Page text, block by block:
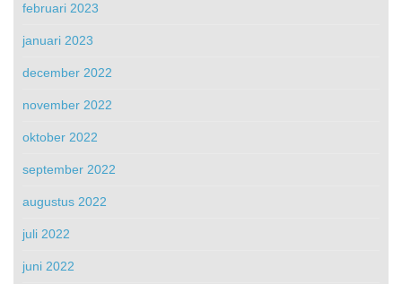
februari 2023
januari 2023
december 2022
november 2022
oktober 2022
september 2022
augustus 2022
juli 2022
juni 2022